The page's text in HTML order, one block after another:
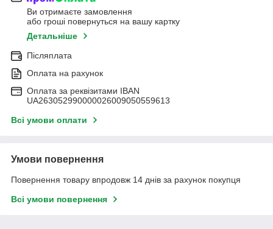
Ви отримаєте замовлення
або гроші повернуться на вашу картку
Детальніше
Післяплата
Оплата на рахунок
Оплата за реквізитами IBAN
UA263052990000026009050559613
Всі умови оплати
Умови повернення
Повернення товару впродовж 14 днів за рахунок покупця
Всі умови повернення